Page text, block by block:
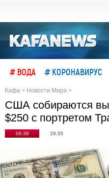
# ВОДА # КОРОНАВИРУС
Кафа > Новости Мира >
США собираются
$250 с портретом
06:39 29.05